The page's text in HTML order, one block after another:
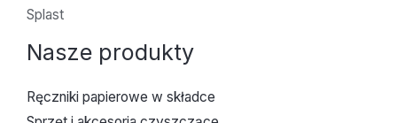
Splast
Nasze produkty
Ręczniki papierowe w składce